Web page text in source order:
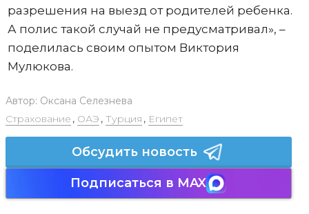
разрешения на выезд от родителей ребенка.
А полис такой случай не предусматривал», –
поделилась своим опытом Виктория
Мулюкова.
Автор: Оксана Селезнева
Страхование , ОАЭ , Турция , Египет
Обсудить новость
Подписаться в MAX